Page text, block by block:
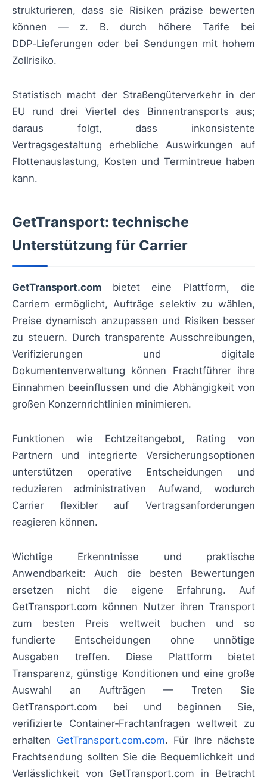
strukturieren, dass sie Risiken präzise bewerten
können — z. B. durch höhere Tarife bei
DDP‑Lieferungen oder bei Sendungen mit hohem
Zollrisiko.
Statistisch macht der Straßengüterverkehr in der
EU rund drei Viertel des Binnentransports aus;
daraus folgt, dass inkonsistente
Vertragsgestaltung erhebliche Auswirkungen auf
Flottenauslastung, Kosten und Termintreue haben
kann.
GetTransport: technische
Unterstützung für Carrier
GetTransport.com bietet eine Plattform, die
Carriern ermöglicht, Aufträge selektiv zu wählen,
Preise dynamisch anzupassen und Risiken besser
zu steuern. Durch transparente Ausschreibungen,
Verifizierungen und digitale
Dokumentenverwaltung können Frachtführer ihre
Einnahmen beeinflussen und die Abhängigkeit von
großen Konzernrichtlinien minimieren.
Funktionen wie Echtzeitangebot, Rating von
Partnern und integrierte Versicherungsoptionen
unterstützen operative Entscheidungen und
reduzieren administrativen Aufwand, wodurch
Carrier flexibler auf Vertragsanforderungen
reagieren können.
Wichtige Erkenntnisse und praktische
Anwendbarkeit: Auch die besten Bewertungen
ersetzen nicht die eigene Erfahrung. Auf
GetTransport.com können Nutzer ihren Transport
zum besten Preis weltweit buchen und so
fundierte Entscheidungen ohne unnötige
Ausgaben treffen. Diese Plattform bietet
Transparenz, günstige Konditionen und eine große
Auswahl an Aufträgen — Treten Sie
GetTransport.com bei und beginnen Sie,
verifizierte Container‑Frachtanfragen weltweit zu
erhalten GetTransport.com.com. Für Ihre nächste
Frachtsendung sollten Sie die Bequemlichkeit und
Verlässlichkeit von GetTransport.com in Betracht